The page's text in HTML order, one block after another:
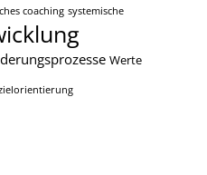
coaching systemische
Werte